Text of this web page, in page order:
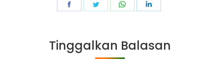
Share
Share
Share
Tinggalkan Balasan